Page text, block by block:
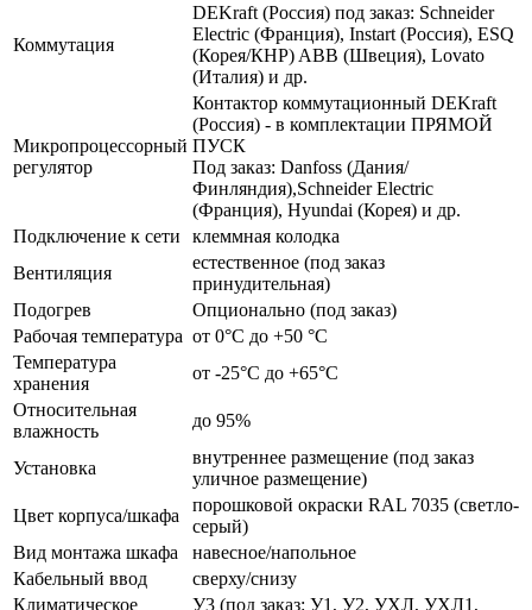
Коммутация
DEKraft (Россия) под заказ: Schneider
Electric (Франция), Instart (Россия), ESQ
(Корея/КНР) ABB (Швеция), Lovato
(Италия) и др.
Микропроцессорный
регулятор
Контактор коммутационный DEKraft
(Россия) - в комплектации ПРЯМОЙ
ПУСК
Под заказ: Danfoss (Дания/
Финляндия),Schneider Electric
(Франция), Hyundai (Корея) и др.
Подключение к сети
клеммная колодка
Вентиляция
естественное (под заказ
принудительная)
Подогрев
Опционально (под заказ)
Рабочая температура от 0°C до +50 °C
Температура
хранения
от -25°C до +65°C
Относительная
влажность
до 95%
Установка
внутреннее размещение (под заказ
уличное размещение)
Цвет корпуса/шкафа
порошковой окраски RAL 7035 (светло-
серый)
Вид монтажа шкафа
навесное/напольное
Кабельный ввод
сверху/снизу
Климатическое
У3 (под заказ: У1, У2, УХЛ, УХЛ1,